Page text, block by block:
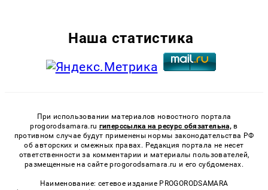
Наша статистика
При использовании материалов новостного портала
progorodsamara.ru гиперссылка на ресурс обязательна, в
противном случае будут применены нормы законодательства РФ
об авторских и смежных правах. Редакция портала не несет
ответственности за комментарии и материалы пользователей,
размещенные на сайте progorodsamara.ru и его субдоменах.
Наименование: сетевое издание PROGORODSAMARA